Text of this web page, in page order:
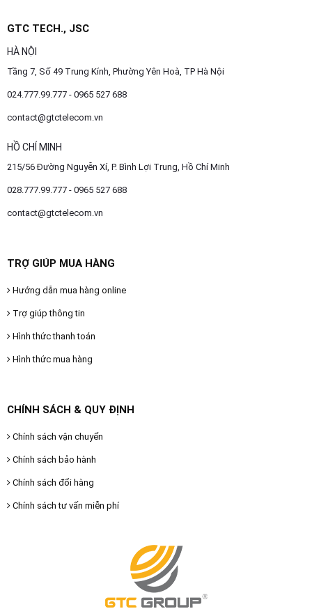
GTC TECH., JSC
HÀ NỘI
Tầng 7, Số 49 Trung Kính, Phường Yên Hoà, TP Hà Nội
024.777.99.777 - 0965 527 688
contact@gtctelecom.vn
HỒ CHÍ MINH
215/56 Đường Nguyễn Xí, P. Bình Lợi Trung, Hồ Chí Minh
028.777.99.777 - 0965 527 688
contact@gtctelecom.vn
TRỢ GIÚP MUA HÀNG
Hướng dẫn mua hàng online
Trợ giúp thông tin
Hình thức thanh toán
Hình thức mua hàng
CHÍNH SÁCH & QUY ĐỊNH
Chính sách vận chuyển
Chính sách bảo hành
Chính sách đổi hàng
Chính sách tư vấn miễn phí